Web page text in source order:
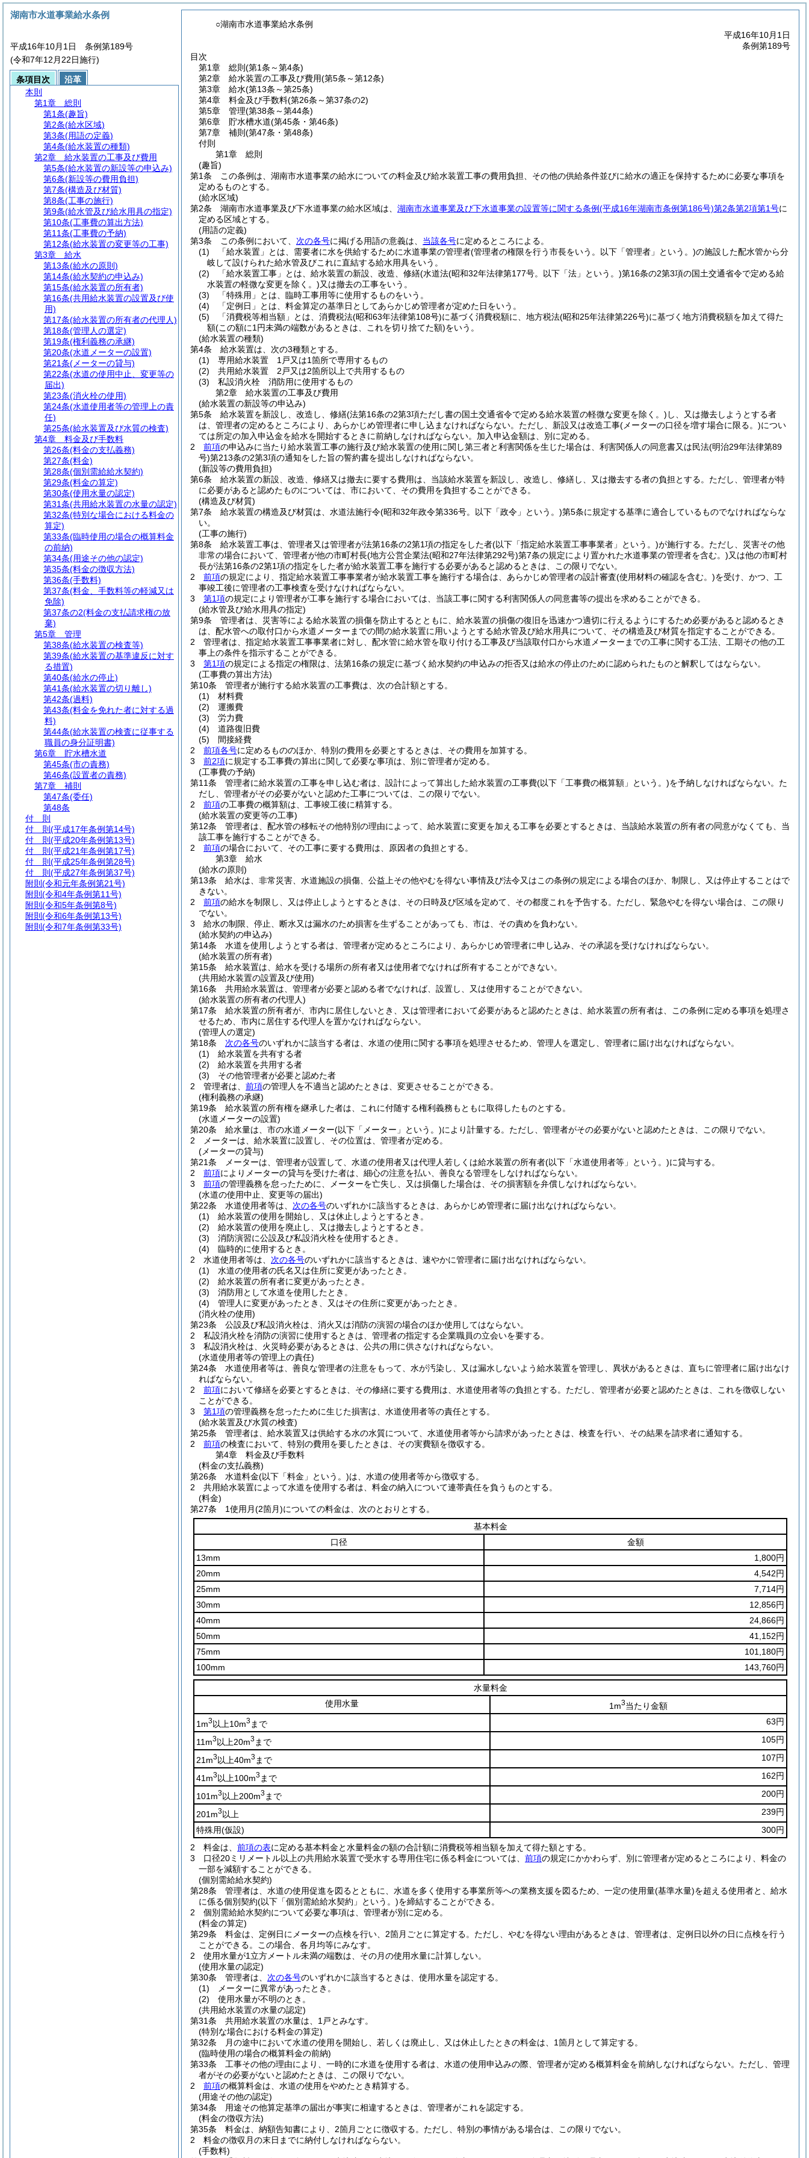
○湖南市水道事業給水条例
平成16年10月1日
条例第189号
目次
第1章
総則 (第1条～第4条)
第2章
給水装置の工事及び費用(第5条～第12条)
第3章
給水(第13条～第25条)
第4章
料金及び手数料(第26条～第37条の2)
第5章
管理(第38条～第44条)
第6章
貯水槽水道(第45条・第46条)
第7章
補則 (第47条・第48条)
付則
第1章
総則
(趣旨)
第1条
この条例は、湖南市水道事業の給水についての料金及び給水装置工事の費用負担、その他の供給条件並びに給水の適正を保持するために必要な事項を
定めるものとする。
(給水区域)
第2条
湖南市水道事業及び下水道事業の給水区域は、 湖南市水道事業及び下水道事業の設置等に関する条例(平成16年湖南市条例第186号)第2条第2項第1号に
定める区域とする。
(用語の定義)
第3条
この条例において、 次の各号に掲げる用語の意義は、 当該各号に定めるところによる。
(1)
「給水装置」とは、需要者に水を供給するために水道事業の管理者(管理者の権限を行う市長をいう。以下「管理者」という。)の施設した配水管から分
岐して設けられた給水管及びこれに直結する給水用具をいう。
(2)
「給水装置工事」とは、給水装置の新設、改造、修繕(水道法(昭和32年法律第177号。以下「法」という。)第16条の2第3項の国土交通省令で定める給
水装置の軽微な変更を除く。)又は撤去の工事をいう。
(3)
「特殊用」とは、臨時工事用等に使用するものをいう。
(4)
「定例日」とは、料金算定の基準日としてあらかじめ管理者が定めた日をいう。
(5)
「消費税等相当額」とは、消費税法(昭和63年法律第108号)に基づく消費税額に、地方税法(昭和25年法律第226号)に基づく地方消費税額を加えて得た
額(この額に1円未満の端数があるときは、これを切り捨てた額)をいう。
(給水装置の種類)
第4条
給水装置は、次の3種類とする。
(1)
専用給水装置 1戸又は1箇所で専用するもの
(2)
共用給水装置 2戸又は2箇所以上で共用するもの
(3)
私設消火栓 消防用に使用するもの
第2章
給水装置の工事及び費用
(給水装置の新設等の申込み)
第5条
給水装置を新設し、改造し、修繕(法第16条の2第3項ただし書の国土交通省令で定める給水装置の軽微な変更を除く。) し、又は撤去しようとする者
は、管理者の定めるところにより、あらかじめ管理者に申し込まなければならない。 ただし、新設又は改造工事(メーターの口径を増す場合に限る。)につい
ては所定の加入申込金を給水を開始するときに前納しなければならない。 加入申込金額は、別に定める。
2
前項の申込みに当たり給水装置工事の施行及び給水装置の使用に関し第三者と利害関係を生じた場合は、利害関係人の同意書又は民法(明治29年法律第89
号)第213条の2第3項の通知をした旨の誓約書を提出しなければならない。
(新設等の費用負担)
第6条
給水装置の新設、改造、修繕又は撤去に要する費用は、当該給水装置を新設し、改造し、修繕し、又は撤去する者の負担とする。 ただし、管理者が特
に必要があると認めたものについては、市において、その費用を負担することができる。
(構造及び材質)
第7条
給水装置の構造及び材質は、水道法施行令(昭和32年政令第336号。以下「政令」という。)第5条に規定する基準に適合しているものでなければならな
い。
(工事の施行)
第8条
給水装置工事は、管理者又は管理者が法第16条の2第1項の指定をした者(以下「指定給水装置工事事業者」という。)が施行する。 ただし、災害その他
非常の場合において、管理者が他の市町村長(地方公営企業法(昭和27年法律第292号)第7条の規定により置かれた水道事業の管理者を含む。)又は他の市町村
長が法第16条の2第1項の指定をした者が給水装置工事を施行する必要があると認めるときは、この限りでない。
2
前項の規定により、指定給水装置工事事業者が給水装置工事を施行する場合は、あらかじめ管理者の設計審査(使用材料の確認を含む。)を受け、かつ、工
事竣工後に管理者の工事検査を受けなければならない。
3
第1項の規定により管理者が工事を施行する場合においては、当該工事に関する利害関係人の同意書等の提出を求めることができる。
(給水管及び給水用具の指定)
第9条
管理者は、災害等による給水装置の損傷を防止するとともに、給水装置の損傷の復旧を迅速かつ適切に行えるようにするため必要があると認めるとき
は、配水管への取付口から水道メーターまでの間の給水装置に用いようとする給水管及び給水用具について、その構造及び材質を指定することができる。
2
管理者は、指定給水装置工事事業者に対し、配水管に給水管を取り付ける工事及び当該取付口から水道メーターまでの工事に関する工法、工期その他の工
事上の条件を指示することができる。
3
第1項の規定による指定の権限は、法第16条の規定に基づく給水契約の申込みの拒否又は給水の停止のために認められたものと解釈してはならない。
(工事費の算出方法)
第10条
管理者が施行する給水装置の工事費は、次の合計額とする。
(1)
材料費
(2)
運搬費
(3)
労力費
(4)
道路復旧費
(5)
間接経費
2
前項各号に定めるもののほか、特別の費用を必要とするときは、その費用を加算する。
3
前2項に規定する工事費の算出に関して必要な事項は、別に管理者が定める。
(工事費の予納)
第11条
管理者に給水装置の工事を申し込む者は、設計によって算出した給水装置の工事費(以下「工事費の概算額」という。)を予納しなければならない。 た
だし、管理者がその必要がないと認めた工事については、この限りでない。
2
前項の工事費の概算額は、工事竣工後に精算する。
(給水装置の変更等の工事)
第12条
管理者は、配水管の移転その他特別の理由によって、給水装置に変更を加える工事を必要とするときは、当該給水装置の所有者の同意がなくても、当
該工事を施行することができる。
2
前項の場合において、その工事に要する費用は、原因者の負担とする。
第3章
給水
(給水の原則)
第13条
給水は、非常災害、水道施設の損傷、公益上その他やむを得ない事情及び法令又はこの条例の規定による場合のほか、制限し、又は停止することはで
きない。
2
前項の給水を制限し、又は停止しようとするときは、その日時及び区域を定めて、その都度これを予告する。 ただし、緊急やむを得ない場合は、この限り
でない。
3
給水の制限、停止、断水又は漏水のため損害を生ずることがあっても、市は、その責めを負わない。
(給水契約の申込み)
第14条
水道を使用しようとする者は、管理者が定めるところにより、あらかじめ管理者に申し込み、その承認を受けなければならない。
(給水装置の所有者)
第15条
給水装置は、給水を受ける場所の所有者又は使用者でなければ所有することができない。
(共用給水装置の設置及び使用)
第16条
共用給水装置は、管理者が必要と認める者でなければ、設置し、又は使用することができない。
(給水装置の所有者の代理人)
第17条
給水装置の所有者が、市内に居住しないとき、又は管理者において必要があると認めたときは、給水装置の所有者は、この条例に定める事項を処理さ
せるため、市内に居住する代理人を置かなければならない。
(管理人の選定)
第18条
次の各号のいずれかに該当する者は、水道の使用に関する事項を処理させるため、管理人を選定し、管理者に届け出なければならない。
(1)
給水装置を共有する者
(2)
給水装置を共用する者
(3)
その他管理者が必要と認めた者
2
管理者は、 前項の管理人を不適当と認めたときは、変更させることができる。
(権利義務の承継)
第19条
給水装置の所有権を継承した者は、これに付随する権利義務もともに取得したものとする。
(水道メーターの設置)
第20条
給水量は、市の水道メーター(以下「メーター」という。)により計量する。 ただし、管理者がその必要がないと認めたときは、この限りでない。
2
メーターは、給水装置に設置し、その位置は、管理者が定める。
(メーターの貸与)
第21条
メーターは、管理者が設置して、水道の使用者又は代理人若しくは給水装置の所有者(以下「水道使用者等」という。)に貸与する。
2
前項によりメーターの貸与を受けた者は、細心の注意を払い、善良なる管理をしなければならない。
3
前項の管理義務を怠ったために、メーターを亡失し、又は損傷した場合は、その損害額を弁償しなければならない。
(水道の使用中止、変更等の届出)
第22条
水道使用者等は、 次の各号のいずれかに該当するときは、あらかじめ管理者に届け出なければならない。
(1)
給水装置の使用を開始し、又は休止しようとするとき。
(2)
給水装置の使用を廃止し、又は撤去しようとするとき。
(3)
消防演習に公設及び私設消火栓を使用するとき。
(4)
臨時的に使用するとき。
2
水道使用者等は、 次の各号のいずれかに該当するときは、速やかに管理者に届け出なければならない。
(1)
水道の使用者の氏名又は住所に変更があったとき。
(2)
給水装置の所有者に変更があったとき。
(3)
消防用として水道を使用したとき。
(4)
管理人に変更があったとき、又はその住所に変更があったとき。
(消火栓の使用)
第23条
公設及び私設消火栓は、消火又は消防の演習の場合のほか使用してはならない。
2
私設消火栓を消防の演習に使用するときは、管理者の指定する企業職員の立会いを要する。
3
私設消火栓は、火災時必要があるときは、公共の用に供さなければならない。
(水道使用者等の管理上の責任)
第24条
水道使用者等は、善良な管理者の注意をもって、水が汚染し、又は漏水しないよう給水装置を管理し、異状があるときは、直ちに管理者に届け出なけ
ればならない。
2
前項において修繕を必要とするときは、その修繕に要する費用は、水道使用者等の負担とする。 ただし、管理者が必要と認めたときは、これを徴収しない
ことができる。
3
第1項の管理義務を怠ったために生じた損害は、水道使用者等の責任とする。
(給水装置及び水質の検査)
第25条
管理者は、給水装置又は供給する水の水質について、水道使用者等から請求があったときは、検査を行い、その結果を請求者に通知する。
2
前項の検査において、特別の費用を要したときは、その実費額を徴収する。
第4章
料金及び手数料
(料金の支払義務)
第26条
水道料金(以下「料金」という。)は、水道の使用者等から徴収する。
2
共用給水装置によって水道を使用する者は、料金の納入について連帯責任を負うものとする。
(料金)
第27条
1使用月(2箇月)についての料金は、次のとおりとする。
基本料金
口径
金額
13mm
1,800円
20mm
4,542円
25mm
7,714円
30mm
12,856円
40mm
24,866円
50mm
41,152円
75mm
101,180円
100mm
143,760円
水量料金
使用水量
1m3当たり金額
1m3以上10m3 まで 63円
11m3以上20m3 まで 105円
21m3以上40m3 まで 107円
41m3以上100m3 まで 162円
101m3以上200m3 まで 200円
201m3以上
239円
特殊用(仮設)
300円
2
料金は、 前項の表に定める基本料金と水量料金の額の合計額に消費税等相当額を加えて得た額とする。
3
口径20ミリメートル以上の共用給水装置で受水する専用住宅に係る料金については、 前項の規定にかかわらず、別に管理者が定めるところにより、料金の
一部を減額することができる。
(個別需給給水契約)
第28条
管理者は、水道の使用促進を図るとともに、水道を多く使用する事業所等への業務支援を図るため、一定の使用量(基準水量)を超える使用者と、給水
に係る個別契約(以下「個別需給給水契約」という。)を締結することができる。
2
個別需給給水契約について必要な事項は、管理者が別に定める。
(料金の算定)
第29条
料金は、定例日にメーターの点検を行い、2箇月ごとに算定する。 ただし、やむを得ない理由があるときは、管理者は、定例日以外の日に点検を行う
ことができる。
この場合、各月均等にみなす。
2
使用水量が1立方メートル未満の端数は、その月の使用水量に計算しない。
(使用水量の認定)
第30条
管理者は、 次の各号のいずれかに該当するときは、使用水量を認定する。
(1)
メーターに異常があったとき。
(2)
使用水量が不明のとき。
(共用給水装置の水量の認定)
第31条
共用給水装置の水量は、1戸とみなす。
(特別な場合における料金の算定)
第32条
月の途中において水道の使用を開始し、若しくは廃止し、又は休止したときの料金は、1箇月として算定する。
(臨時使用の場合の概算料金の前納)
第33条
工事その他の理由により、一時的に水道を使用する者は、水道の使用申込みの際、管理者が定める概算料金を前納しなければならない。 ただし、管理
者がその必要がないと認めたときは、この限りでない。
2
前項の概算料金は、水道の使用をやめたとき精算する。
(用途その他の認定)
第34条
用途その他算定基準の届出が事実に相違するときは、管理者がこれを認定する。
(料金の徴収方法)
第35条
料金は、納額告知書により、2箇月ごとに徴収する。 ただし、特別の事情がある場合は、この限りでない。
2
料金の徴収月の末日までに納付しなければならない。
(手数料)
湖南市水道事業給水条例
平成16年10月1日 条例第189号
(令和7年12月22日施行)
条項目次
沿革
本則
第1章
総則
第1条(趣旨)
第2条(給水区域)
第3条(用語の定義)
第4条(給水装置の種類)
第2章
給水装置の工事及び費用
第5条(給水装置の新設等の申込み)
第6条(新設等の費用負担)
第7条(構造及び材質)
第8条(工事の施行)
第9条(給水管及び給水用具の指定)
第10条(工事費の算出方法)
第11条(工事費の予納)
第12条(給水装置の変更等の工事)
第3章
給水
第13条(給水の原則)
第14条(給水契約の申込み)
第15条(給水装置の所有者)
第16条(共用給水装置の設置及び使
用)
第17条(給水装置の所有者の代理人)
第18条(管理人の選定)
第19条(権利義務の承継)
第20条(水道メーターの設置)
第21条(メーターの貸与)
第22条(水道の使用中止、変更等の
届出)
第23条(消火栓の使用)
第24条(水道使用者等の管理上の責
任)
第25条(給水装置及び水質の検査)
第4章
料金及び手数料
第26条(料金の支払義務)
第27条(料金)
第28条(個別需給給水契約)
第29条(料金の算定)
第30条(使用水量の認定)
第31条(共用給水装置の水量の認定)
第32条(特別な場合における料金の
算定)
第33条(臨時使用の場合の概算料金
の前納)
第34条(用途その他の認定)
第35条(料金の徴収方法)
第36条(手数料)
第37条(料金、手数料等の軽減又は
免除)
第37条の2(料金の支払請求権の放
棄)
第5章
管理
第38条(給水装置の検査等)
第39条(給水装置の基準違反に対す
る措置)
第40条(給水の停止)
第41条(給水装置の切り離し)
第42条(過料)
第43条(料金を免れた者に対する過
料)
第44条(給水装置の検査に従事する
職員の身分証明書)
第6章
貯水槽水道
第45条(市の責務)
第46条(設置者の責務)
第7章
補則
第47条(委任)
第48条
付 則
付 則 (平成17年条例第14号)
付 則 (平成20年条例第13号)
付 則 (平成21年条例第17号)
付 則 (平成25年条例第28号)
付 則 (平成27年条例第37号)
附則 (令和元年条例第21号)
附則 (令和4年条例第11号)
附則 (令和5年条例第8号)
附則 (令和6年条例第13号)
附則 (令和7年条例第33号)